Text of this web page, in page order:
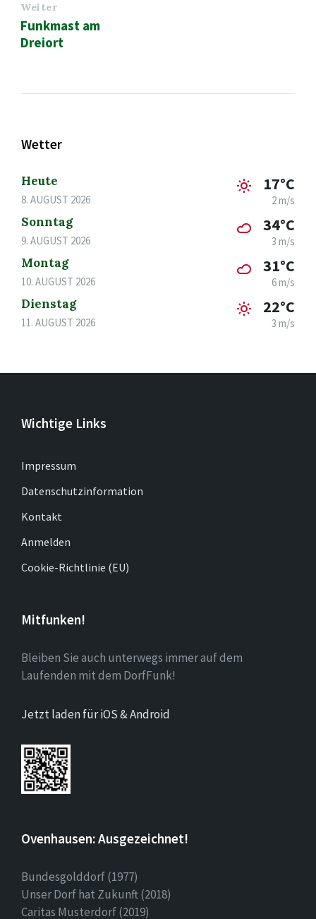
Weiter
Funkmast am
Dreiort
Wetter
Heute
8. AUGUST 2026
17°C
2 m/s
Sonntag
9. AUGUST 2026
34°C
3 m/s
Montag
10. AUGUST 2026
31°C
6 m/s
Dienstag
11. AUGUST 2026
22°C
3 m/s
Wichtige Links
Impressum
Datenschutzinformation
Kontakt
Anmelden
Cookie-Richtlinie (EU)
Mitfunken!
Bleiben Sie auch unterwegs immer auf dem
Laufenden mit dem DorfFunk!
Jetzt laden für iOS & Android
Ovenhausen: Ausgezeichnet!
Bundesgolddorf (1977)
Unser Dorf hat Zukunft (2018)
Caritas Musterdorf (2019)